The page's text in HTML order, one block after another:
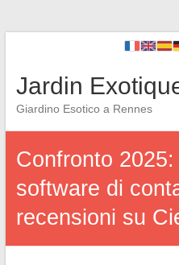
Jardin
Giardino Esotico a Rennes
Confronto
software di
recensioni su